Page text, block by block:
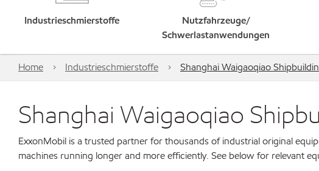
Industrieschmierstoffe
Nutzfahrzeuge/
Schwerlastanwendungen
Home Industrieschmierstoffe Shanghai Waigaoqiao
Shanghai Waigaoqiao
ExxonMobil is a trusted partner for thousands of industrial original
machines running longer and more efficiently. See below for relevant